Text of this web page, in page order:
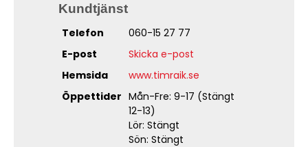
Kundtjänst
Telefon
060-15 27 77
E-post
Skicka e-post
Hemsida
www.timraik.se
Öppettider Mån-Fre: 9-17 (Stängt
12-13)
Lör: Stängt
Sön: Stängt